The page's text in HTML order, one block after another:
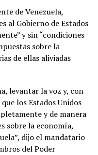
de Venezuela,
al Gobierno de Estados
y sin “condiciones
sobre la
de ellas aliviadas
levantar la voz y, con
los Estados Unidos
y de manera
sobre la economía,
dijo el mandatario
del Poder